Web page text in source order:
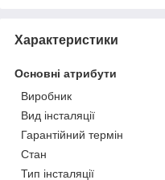
Характеристики
Основні атрибути
Виробник
Вид інсталяції
Гарантійний термін
Стан
Тип інсталяції